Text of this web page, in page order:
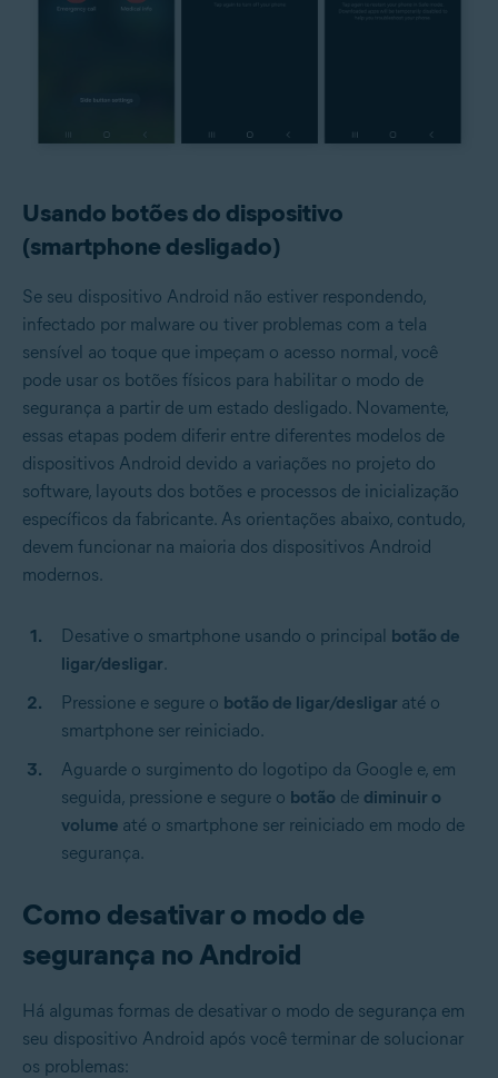
Usando botões do dispositivo
(smartphone desligado)
Se seu dispositivo Android não estiver respondendo,
infectado por malware ou tiver problemas com a tela
sensível ao toque que impeçam o acesso normal, você
pode usar os botões físicos para habilitar o modo de
segurança a partir de um estado desligado. Novamente,
essas etapas podem diferir entre diferentes modelos de
dispositivos Android devido a variações no projeto do
software, layouts dos botões e processos de inicialização
específicos da fabricante. As orientações abaixo, contudo,
devem funcionar na maioria dos dispositivos Android
modernos.
Desative o smartphone usando o principal botão de
ligar/desligar.
Pressione e segure o botão de ligar/desligar até o
smartphone ser reiniciado.
Aguarde o surgimento do logotipo da Google e, em
seguida, pressione e segure o botão de diminuir o
volume até o smartphone ser reiniciado em modo de
segurança.
Como desativar o modo de
segurança no Android
Há algumas formas de desativar o modo de segurança em
seu dispositivo Android após você terminar de solucionar
os problemas: